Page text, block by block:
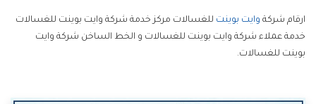
ارقام شركة وايت بوينت للغسالات مركز خدمة شركة وايت بوينت للغسالات
خدمة عملاء شركة وايت بوينت للغسالات و الخط الساخن شركة وايت
بوينت للغسالات.